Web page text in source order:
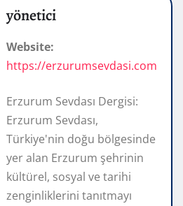
yönetici
Website:
https://erzurumsevdasi.com
Erzurum Sevdası Dergisi:
Erzurum Sevdası,
Türkiye'nin doğu bölgesinde
yer alan Erzurum şehrinin
kültürel, sosyal ve tarihi
zenginliklerini tanıtmayı